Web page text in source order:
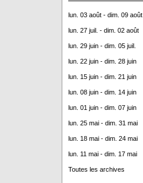
lun. 03 août - dim. 09 août
lun. 27 juil. - dim. 02 août
lun. 29 juin - dim. 05 juil.
lun. 22 juin - dim. 28 juin
lun. 15 juin - dim. 21 juin
lun. 08 juin - dim. 14 juin
lun. 01 juin - dim. 07 juin
lun. 25 mai - dim. 31 mai
lun. 18 mai - dim. 24 mai
lun. 11 mai - dim. 17 mai
Toutes les archives